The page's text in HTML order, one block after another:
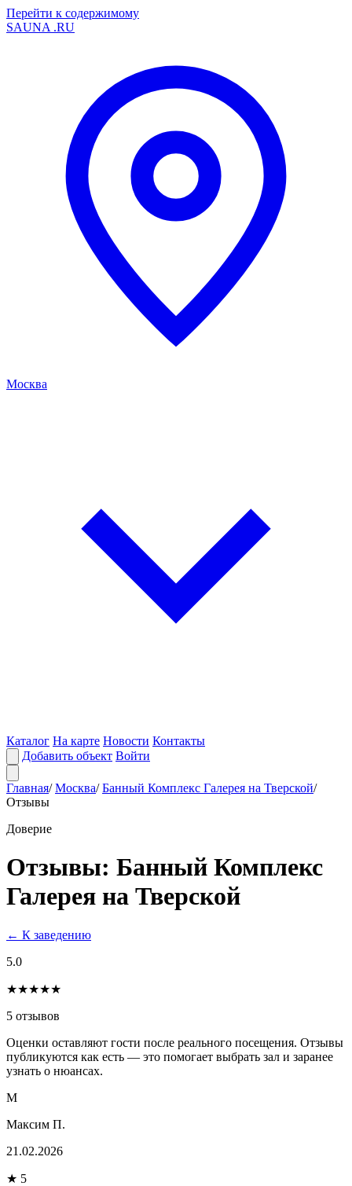
Перейти к содержимому
SAUNA .RU
Москва
Каталог На карте Новости Контакты
Добавить объект Войти
Главная/ Москва/ Банный Комплекс Галерея на Тверской/
Отзывы
Доверие
Отзывы: Банный Комплекс
Галерея на Тверской
← К заведению
5.0
★★★★★
5 отзывов
Оценки оставляют гости после реального посещения. Отзывы
публикуются как есть — это помогает выбрать зал и заранее
узнать о нюансах.
М
Максим П.
21.02.2026
★ 5